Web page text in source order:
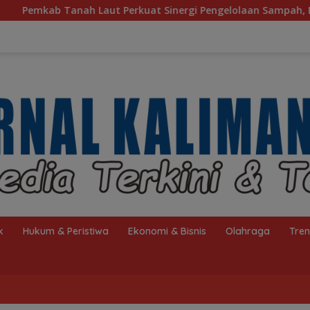
Perkuat Sinergi Pengelolaan Sampah, Bupati Sambut
Hukum & Peristiwa Ekonomi & Bisnis Olahraga